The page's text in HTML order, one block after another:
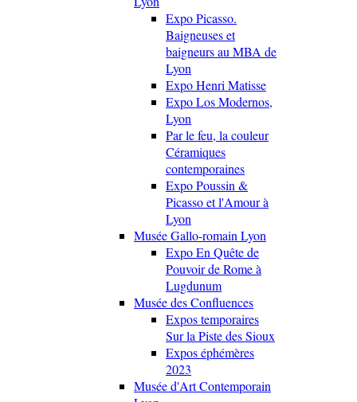
Expo Picasso.
Baigneuses et
baigneurs au MBA de
Lyon
Expo Henri Matisse
Expo Los Modernos,
Lyon
Par le feu, la couleur
Céramiques
contemporaines
Expo Poussin &
Picasso et l'Amour à
Lyon
Musée Gallo-romain Lyon
Expo En Quête de
Pouvoir de Rome à
Lugdunum
Musée des Confluences
Expos temporaires
Sur la Piste des Sioux
Expos éphémères
2023
Musée d'Art Contemporain